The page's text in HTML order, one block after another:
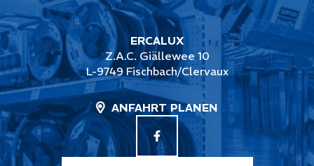
ERCALUX
Z.A.C. Giällewee 10
L-9749 Fischbach/Clervaux
ANFAHRT PLANEN